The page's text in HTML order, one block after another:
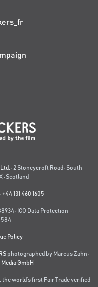
· 2 Stoneycroft Road · South
· Scotland
·+44 131 460 1605
· ICO Data Protection
Policy
photographed by Marcus Zahn ·
GmbH
the world’s first Fair Trade verified